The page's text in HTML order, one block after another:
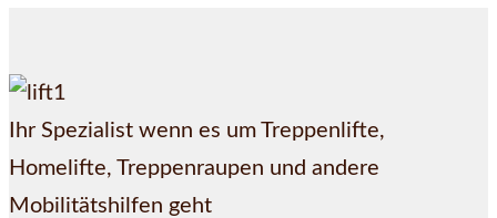
Ihr Spezialist wenn es um Treppenlifte,
Homelifte, Treppenraupen und andere
Mobilitätshilfen geht